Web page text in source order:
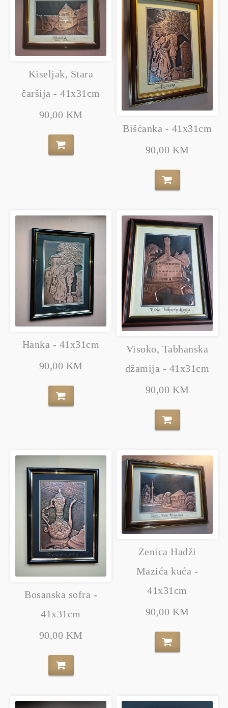
Kiseljak, Stara
čaršija - 41x31cm
90,00 KM
Bišćanka - 41x31cm
90,00 KM
Hanka - 41x31cm
90,00 KM
Visoko, Tabhanska
džamija - 41x31cm
90,00 KM
Bosanska sofra -
41x31cm
90,00 KM
Zenica Hadži
Mazića kuća -
41x31cm
90,00 KM